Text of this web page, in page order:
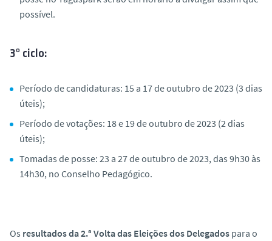
possível.
3º ciclo:
Período de candidaturas: 15 a 17 de outubro de 2023 (3 dias
úteis);
Período de votações: 18 e 19 de outubro de 2023 (2 dias
úteis);
Tomadas de posse: 23 a 27 de outubro de 2023, das 9h30 às
14h30, no Conselho Pedagógico.
Os resultados da 2.ª Volta das Eleições dos Delegados para o